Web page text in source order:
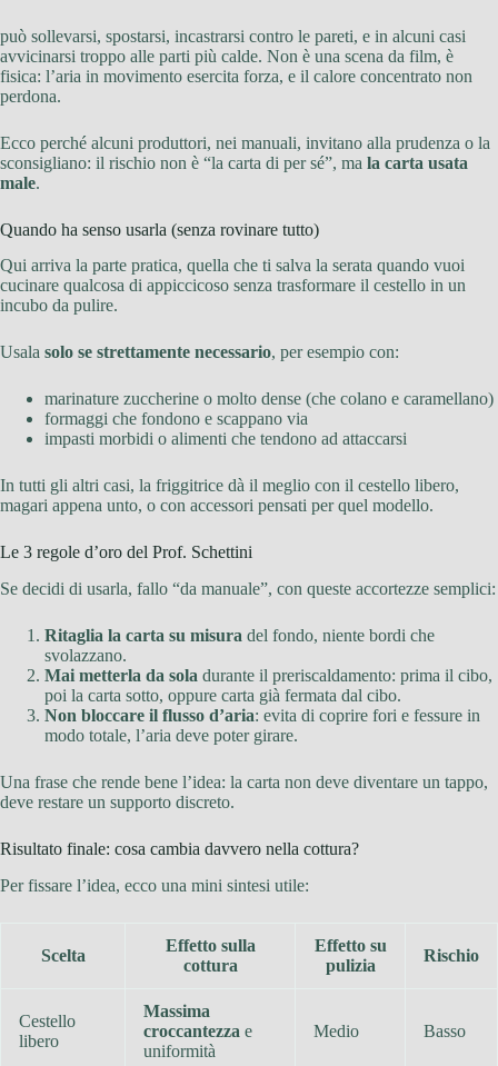
può sollevarsi, spostarsi, incastrarsi contro le pareti, e in alcuni casi
avvicinarsi troppo alle parti più calde. Non è una scena da film, è
fisica: l’aria in movimento esercita forza, e il calore concentrato non
perdona.
Ecco perché alcuni produttori, nei manuali, invitano alla prudenza o la
sconsigliano: il rischio non è “la carta di per sé”, ma la carta usata
male.
Quando ha senso usarla (senza rovinare tutto)
Qui arriva la parte pratica, quella che ti salva la serata quando vuoi
cucinare qualcosa di appiccicoso senza trasformare il cestello in un
incubo da pulire.
Usala solo se strettamente necessario, per esempio con:
marinature zuccherine o molto dense (che colano e caramellano)
formaggi che fondono e scappano via
impasti morbidi o alimenti che tendono ad attaccarsi
In tutti gli altri casi, la friggitrice dà il meglio con il cestello libero,
magari appena unto, o con accessori pensati per quel modello.
Le 3 regole d’oro del Prof. Schettini
Se decidi di usarla, fallo “da manuale”, con queste accortezze semplici:
Ritaglia la carta su misura del fondo, niente bordi che
svolazzano.
Mai metterla da sola durante il preriscaldamento: prima il cibo,
poi la carta sotto, oppure carta già fermata dal cibo.
Non bloccare il flusso d’aria: evita di coprire fori e fessure in
modo totale, l’aria deve poter girare.
Una frase che rende bene l’idea: la carta non deve diventare un tappo,
deve restare un supporto discreto.
Risultato finale: cosa cambia davvero nella cottura?
Per fissare l’idea, ecco una mini sintesi utile:
Scelta
Effetto sulla
cottura
Effetto su
pulizia
Rischio
Cestello
libero
Massima
croccantezza e
uniformità
Medio Basso